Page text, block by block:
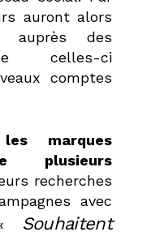
auront alors
auprès des
celles-ci
comptes
les marques
plusieurs
recherches
avec
Souhaitent